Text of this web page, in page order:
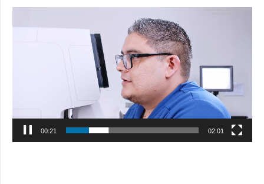
de
00:22 02:01